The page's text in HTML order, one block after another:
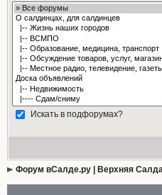
Искать в подфорумах?
Форум вСалде.ру | Верхняя